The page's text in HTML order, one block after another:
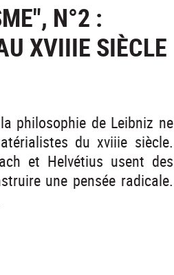
N°2 :
XVIIIE SIÈCLE
philosophie de Leibniz ne
du xviiie siècle.
et Helvétius usent des
une pensée radicale.